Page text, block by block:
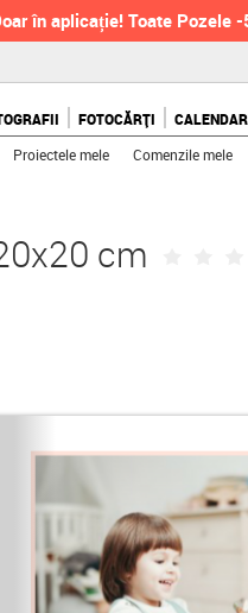
în aplicație! Toate Pozele
FOTOCĂRȚI
Proiectele mele Comenzile mele
cm